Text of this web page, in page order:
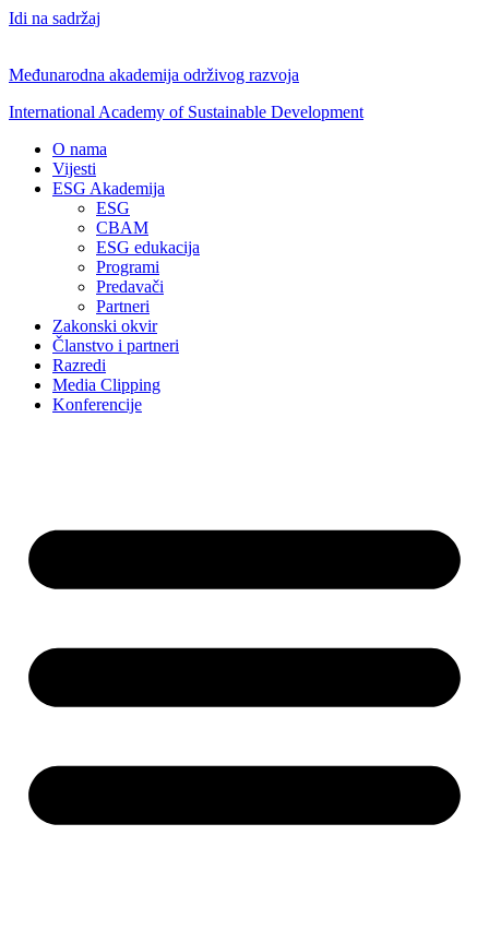
Idi na sadržaj
Međunarodna akademija održivog razvoja
International Academy of Sustainable Development
O nama
Vijesti
ESG Akademija
ESG
CBAM
ESG edukacija
Programi
Predavači
Partneri
Zakonski okvir
Članstvo i partneri
Razredi
Media Clipping
Konferencije